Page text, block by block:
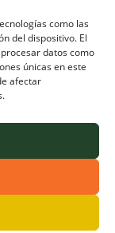
como las
del dispositivo. El
datos como
únicas en este
afectar
|